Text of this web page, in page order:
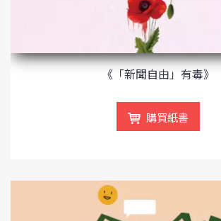
《「新聞自由」有毒》
購買紙書